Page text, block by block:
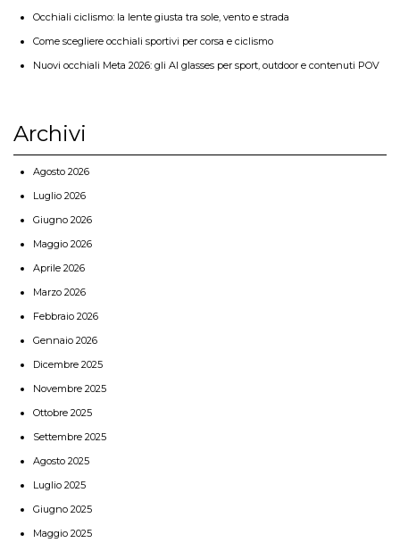
Occhiali ciclismo: la lente giusta tra sole, vento e strada
Come scegliere occhiali sportivi per corsa e ciclismo
Nuovi occhiali Meta 2026: gli AI glasses per sport, outdoor e contenuti POV
Archivi
Agosto 2026
Luglio 2026
Giugno 2026
Maggio 2026
Aprile 2026
Marzo 2026
Febbraio 2026
Gennaio 2026
Dicembre 2025
Novembre 2025
Ottobre 2025
Settembre 2025
Agosto 2025
Luglio 2025
Giugno 2025
Maggio 2025